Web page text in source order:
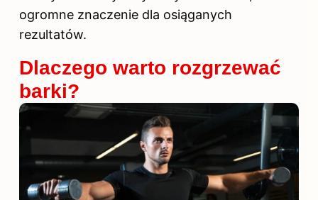
ogromne znaczenie dla osiąganych
rezultatów.
Dlaczego warto rozgrzewać
barki?